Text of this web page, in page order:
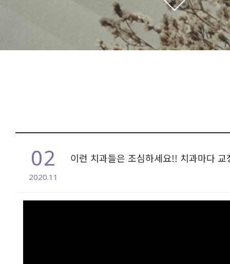
02
2020.11
이런 치과들은 조심하세요!! 치과마다